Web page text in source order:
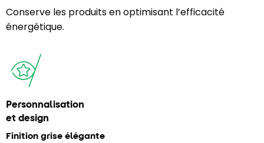
Conserve les produits en optimisant l’efficacité
énergétique.
Personnalisation
et design
Finition grise élégante